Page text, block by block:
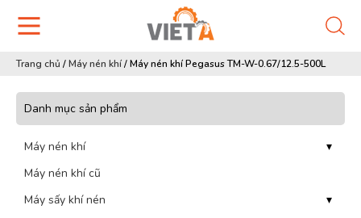
Trang chủ /Máy nén khí/Máy nén khí Pegasus TM-W-0.67/12.5-500L
Danh mục sản phẩm
Máy nén khí
▾
Máy nén khí cũ
Máy sấy khí nén
▾